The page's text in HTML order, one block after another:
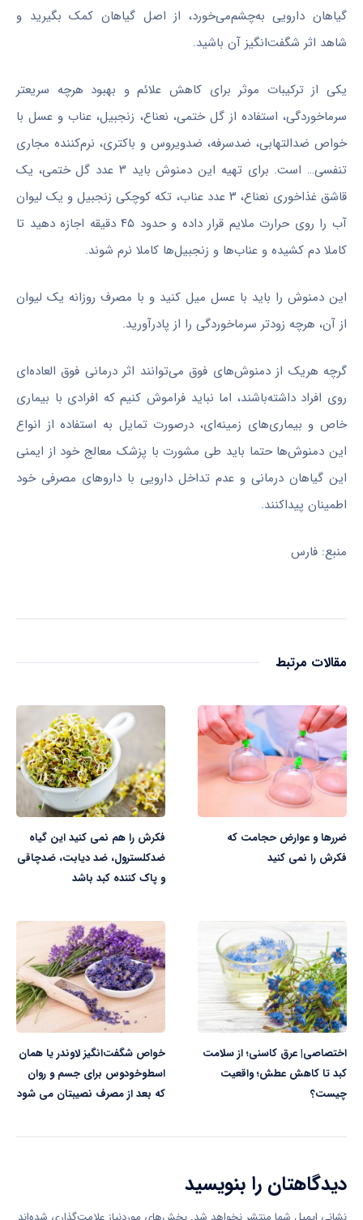
گیاهان دارویی به‌چشم‌می‌خورد، از اصل گیاهان کمک بگیرید و
شاهد اثر شگفت‌انگیز آن باشید.
یکی از ترکیبات موثر برای کاهش علائم و بهبود هرچه سریعتر
سرماخوردگی، استفاده از گل ختمی، نعناع، زنجبیل، عناب و عسل با
خواص ضدالتهابی، ضدسرفه، ضدویروس و باکتری، نرم‌کننده مجاری
تنفسی… است. برای تهیه این دمنوش باید ۳ عدد گل ختمی، یک
قاشق غذاخوری نعناع، ۳ عدد عناب، تکه کوچکی زنجبیل و یک لیوان
آب را روی حرارت ملایم قرار داده و حدود ۴۵ دقیقه اجازه دهید تا
کاملا دم کشیده و عناب‌ها و زنجبیل‌ها کاملا نرم شوند.
این دمنوش را باید با عسل میل کنید و با مصرف روزانه یک لیوان
از آن، هرچه زودتر سرماخوردگی را از پادرآورید.
گرچه هریک از دمنوش‌های فوق می‌توانند اثر درمانی فوق العاده‌ای
روی افراد داشته‌باشند، اما نباید فراموش کنیم که افرادی با بیماری
خاص و بیماری‌های زمینه‌ای، درصورت تمایل به استفاده از انواع
این دمنوش‌ها حتما باید طی مشورت با پزشک معالج خود از ایمنی
این گیاهان درمانی و عدم تداخل دارویی با داروهای مصرفی خود
اطمینان پیداکنند.
منبع: فارس
مقالات مرتبط
ضررها و عوارض حجامت که
فکرش را نمی کنید
فکرش را هم نمی کنید این گیاه
ضدکلسترول، ضد دیابت، ضدچاقی
و پاک کننده کبد باشد
اختصاصی| عرق کاسنی؛ از سلامت
کبد تا کاهش عطش؛ واقعیت
چیست؟
خواص شگفت‌انگیز لاوندر یا همان
اسطوخودوس برای جسم و روان
که بعد از مصرف نصیبتان می شود
دیدگاهتان را بنویسید